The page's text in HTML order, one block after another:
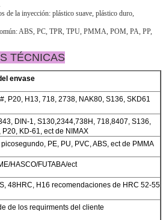
de la inyección: plástico suave, plástico duro,
ABS, PC, TPR, TPU, PMMA, POM, PA, PP,
TÉCNICAS
envase
P20, H13, 718, 2738, NAK80, S136, SKD61
DIN-1, S130,2344,738H, 718,8407, S136,
P20, KD-61, ect de NIMAX
picosegundo, PE, PU, PVC, ABS, ect de PMMA
HASCO/FUTABA/ect
48HRC, H16 recomendaciones de HRC 52-55
de los requirments del cliente